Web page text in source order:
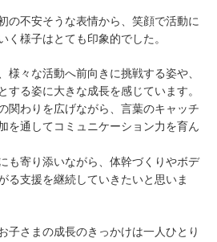
の不安そうな表情から、笑顔で活動に
く様子はとても印象的でした。
様々な活動へ前向きに挑戦する姿や、
する姿に大きな成長を感じています。
関わりを広げながら、言葉のキャッチ
を通してコミュニケーション力を育ん
も寄り添いながら、体幹づくりやボデ
る支援を継続していきたいと思いま
子さまの成長のきっかけは一人ひとり